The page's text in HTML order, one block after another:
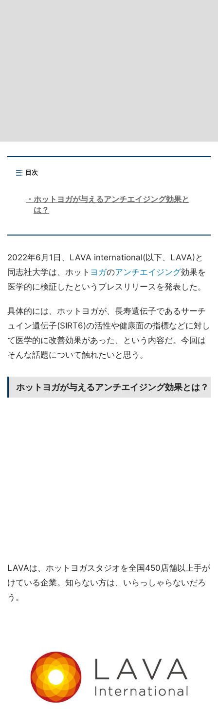
目次
ホットヨガが与えるアンチエイジング効果と
は？
2022年6月1日、LAVA international(以下、LAVA)と
同志社大学は、ホット ヨガのアンチエイジング効果を
医学的に検証したというプレスリリースを発表した。
具体的には、ホットヨガが、長寿遺伝子であるサーチ
ュイン遺伝子(SIRT6)の活性や健康面の指標などに対し
て医学的に改善効果があった、という内容だ。今回は
そんな話題について触れたいと思う。
ホットヨガが与えるアンチエイジング効果とは？
LAVAは、ホットヨガスタジオを全国450店舗以上手が
けている企業。知らない方は、いらっしゃらないだろ
う。